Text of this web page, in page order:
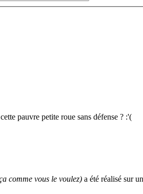
pauvre petite roue sans défense ? :'(
comme vous le voulez) a été réalisé sur